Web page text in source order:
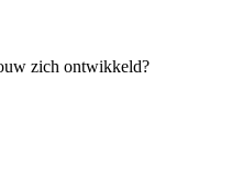
zich ontwikkeld?